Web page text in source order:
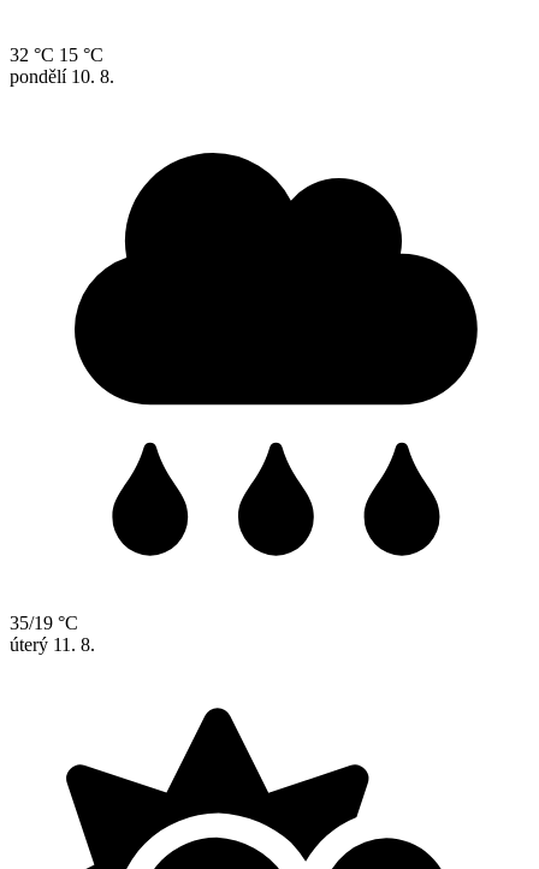
32 °C 15 °C
pondělí 10. 8.
35/19 °C
úterý 11. 8.